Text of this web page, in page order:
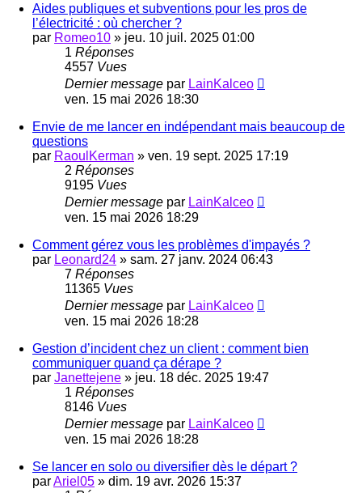
Aides publiques et subventions pour les pros de
l’électricité : où chercher ?
par Romeo10 » jeu. 10 juil. 2025 01:00
1 Réponses
4557 Vues
Dernier message par LainKalceo
ven. 15 mai 2026 18:30
Envie de me lancer en indépendant mais beaucoup de
questions
par RaoulKerman » ven. 19 sept. 2025 17:19
2 Réponses
9195 Vues
Dernier message par LainKalceo
ven. 15 mai 2026 18:29
Comment gérez vous les problèmes d'impayés ?
par Leonard24 » sam. 27 janv. 2024 06:43
7 Réponses
11365 Vues
Dernier message par LainKalceo
ven. 15 mai 2026 18:28
Gestion d’incident chez un client : comment bien
communiquer quand ça dérape ?
par Janettejene » jeu. 18 déc. 2025 19:47
1 Réponses
8146 Vues
Dernier message par LainKalceo
ven. 15 mai 2026 18:28
Se lancer en solo ou diversifier dès le départ ?
parAriel05 » dim. 19 avr. 2026 15:37